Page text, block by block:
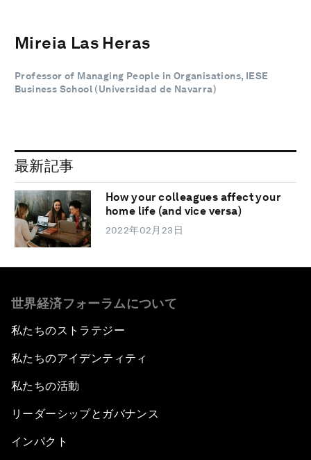
Mireia Las Heras
Professor of Managing People in Organisations, IESE
Business School (Universidad de Navarra)
最新記事
How your colleagues affect your
home life (and vice versa)
2022年02月23日
世界経済フォーラムについて
私たちのストラテジー
私たちのアイデンティティ
私たちの活動
リーダーシップとガバナンス
インパクト